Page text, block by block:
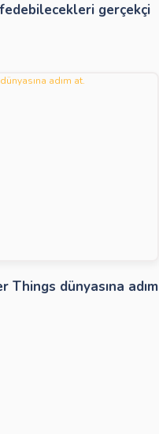
gerçekçi
Things dünyasına adım